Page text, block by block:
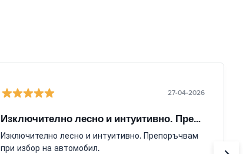
27-04-2026
Изключително лесно и интуитивно. Препоръчвам
Изключително лесно и интуитивно. Препоръчвам
при избор на автомобил.